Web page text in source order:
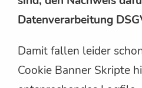
Datenverarbeitung
Damit fallen leider
Cookie Banner Skripte